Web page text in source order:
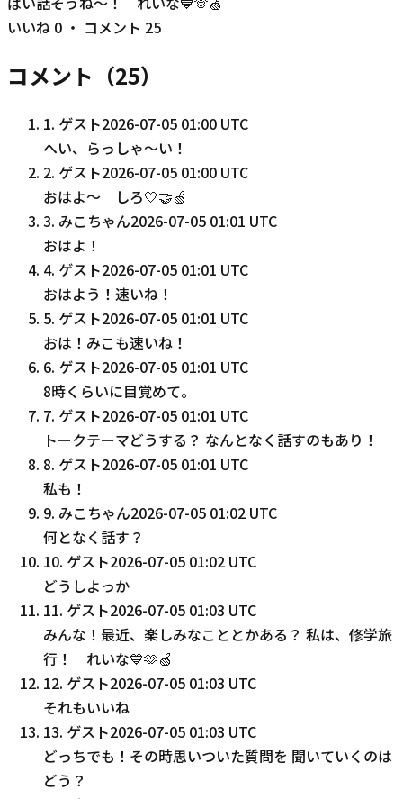
いいね 0 ・ コメント 25
コメント（25）
1. ゲスト2026-07-05 01:00 UTC
へい、らっしゃ〜い！
2. ゲスト2026-07-05 01:00 UTC
おはよ～ しろ🤍🤝🍏
3. みこちゃん2026-07-05 01:01 UTC
おはよ！
4. ゲスト2026-07-05 01:01 UTC
おはよう！速いね！
5. ゲスト2026-07-05 01:01 UTC
おは！みこも速いね！
6. ゲスト2026-07-05 01:01 UTC
8時くらいに目覚めて。
7. ゲスト2026-07-05 01:01 UTC
トークテーマどうする？ なんとなく話すのもあり！
8. ゲスト2026-07-05 01:01 UTC
私も！
9. みこちゃん2026-07-05 01:02 UTC
何となく話す？
10. ゲスト2026-07-05 01:02 UTC
どうしよっか
11. ゲスト2026-07-05 01:03 UTC
みんな！最近、楽しみなこととかある？ 私は、修学旅
行！ れいな💙🫶🍏
12. ゲスト2026-07-05 01:03 UTC
それもいいね
13. ゲスト2026-07-05 01:03 UTC
どっちでも！その時思いついた質問を 聞いていくのは
どう？